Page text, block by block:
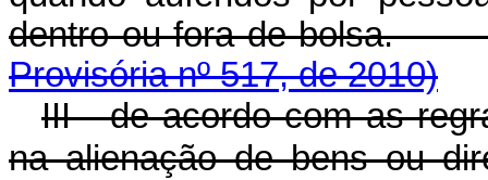
dentro ou fora de
Provisória nº 517, de 2010)
III - de acordo com as
na alienação de bens ou